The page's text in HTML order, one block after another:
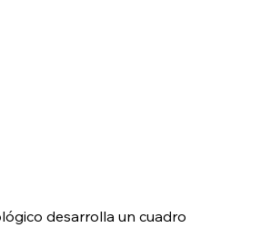
desarrolla un cuadro